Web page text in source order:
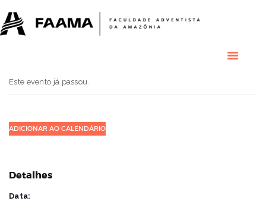
COLÉGIO
GRADUAÇÃO
BIBLIOTECA
Este evento já passou.
ADICIONAR AO CALENDÁRIO
Detalhes
Data: